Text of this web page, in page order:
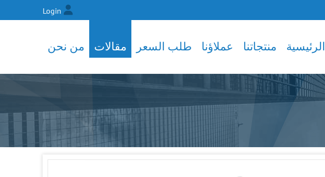
Login
الرئيسية منتجاتنا عملاؤنا طلب السعر مقالات من نحن